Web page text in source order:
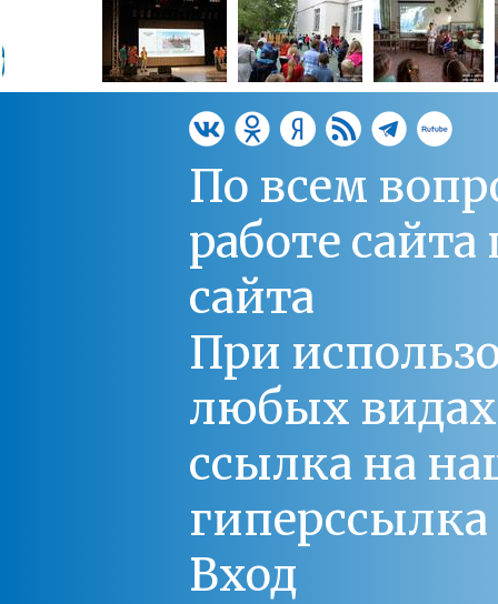
По всем
работе
сайта
При
любых
ссылка на
Вход